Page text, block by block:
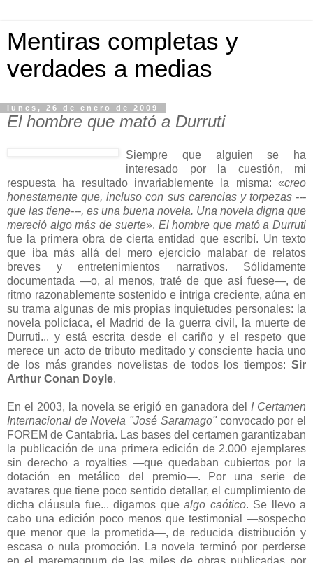
Mentiras completas y
verdades a medias
lunes, 26 de enero de 2009
El hombre que mató a Durruti
Siempre que alguien se ha
interesado por la cuestión, mi
respuesta ha resultado invariablemente la misma: «creo
honestamente que, incluso con sus carencias y torpezas ---
que las tiene---, es una buena novela. Una novela digna que
mereció algo más de suerte». El hombre que mató a Durruti
fue la primera obra de cierta entidad que escribí. Un texto
que iba más allá del mero ejercicio malabar de relatos
breves y entretenimientos narrativos. Sólidamente
documentada —o, al menos, traté de que así fuese—, de
ritmo razonablemente sostenido e intriga creciente, aúna en
su trama algunas de mis propias inquietudes personales: la
novela policíaca, el Madrid de la guerra civil, la muerte de
Durruti... y está escrita desde el cariño y el respeto que
merece un acto de tributo meditado y consciente hacia uno
de los más grandes novelistas de todos los tiempos: Sir
Arthur Conan Doyle.
En el 2003, la novela se erigió en ganadora del I Certamen
Internacional de Novela "José Saramago"convocado por el
FOREM de Cantabria. Las bases del certamen garantizaban
la publicación de una primera edición de 2.000 ejemplares
sin derecho a royalties —que quedaban cubiertos por la
dotación en metálico del premio—. Por una serie de
avatares que tiene poco sentido detallar, el cumplimiento de
dicha cláusula fue... digamos quealgo caótico. Se llevo a
cabo una edición poco menos que testimonial —sospecho
que menor que la prometida—, de reducida distribución y
escasa o nula promoción. La novela terminó por perderse
en el maremagnum de las miles de obras publicadas por